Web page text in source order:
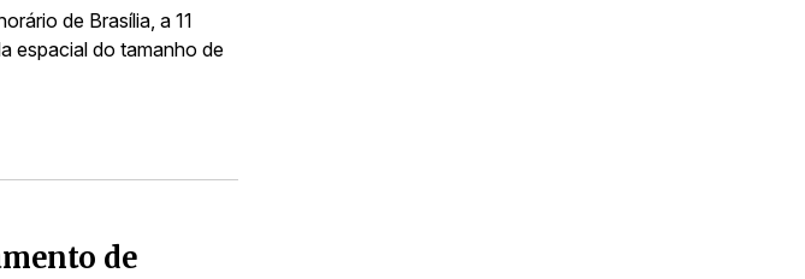
de Brasília, a 11
espacial do tamanho de
de